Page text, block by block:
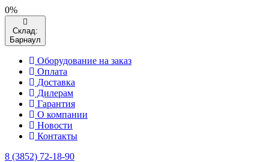
0%
Склад:
Барнаул
Оборудование на заказ
Оплата
Доставка
Дилерам
Гарантия
О компании
Новости
Контакты
8 (3852) 72-18-90